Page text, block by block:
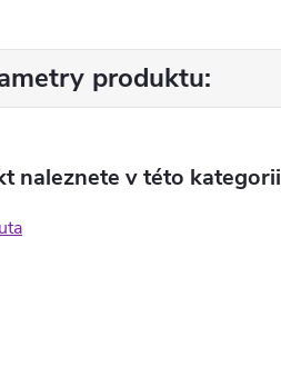
produktu:
naleznete v této kategorii